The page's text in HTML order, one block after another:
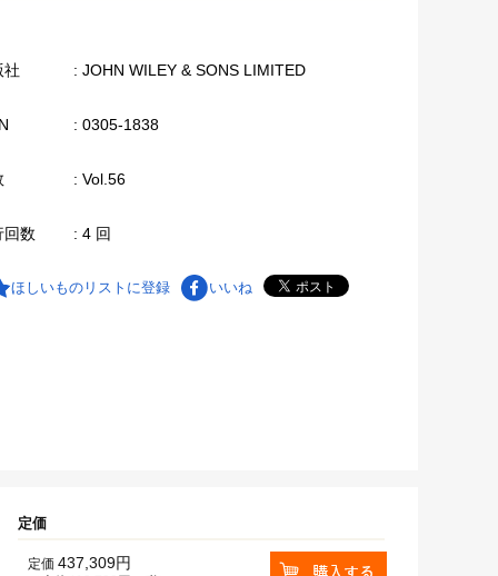
社 : JOHN WILEY & SONS LIMITED
: 0305-1838
: Vol.56
回数 : 4 回
ほしいものリストに登録 いいね
定価
定価 437,309円